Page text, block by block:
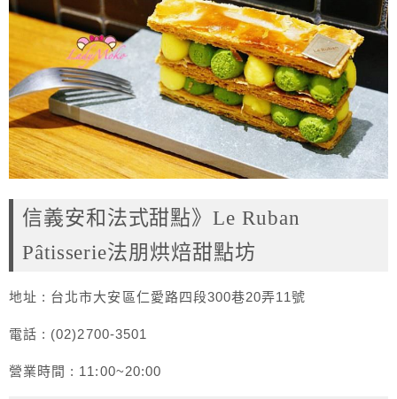
信義安和法式甜點》Le Ruban
Pâtisserie法朋烘焙甜點坊
地址 : 台北市大安區仁愛路四段300巷20弄11號
電話 : (02)2700-3501
營業時間 : 11:00~20:00